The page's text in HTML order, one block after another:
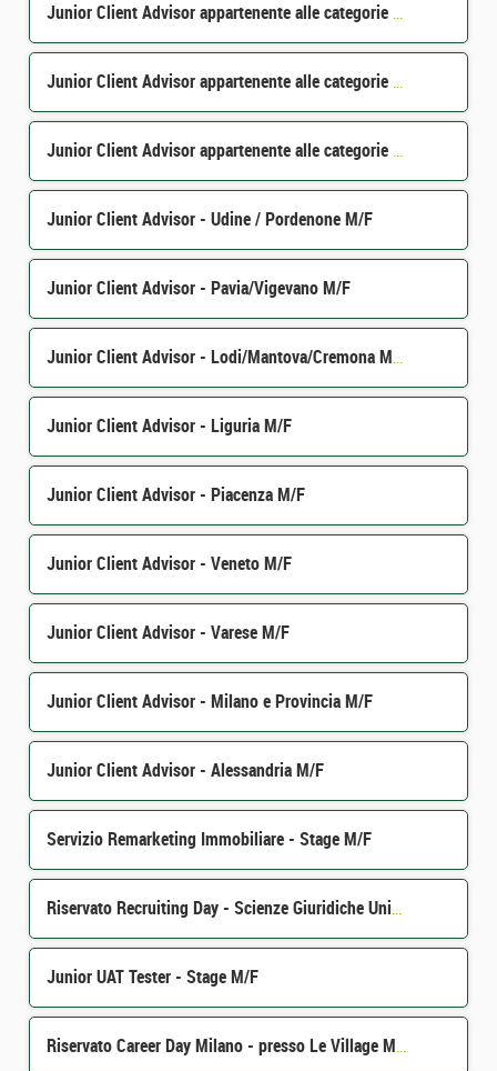
Junior Client Advisor appartenente alle categorie protette - Pavia M/F
Junior Client Advisor appartenente alle categorie protette M/F - Parma M/F
Junior Client Advisor appartenente alle categorie protette - Alessandria M/F
Junior Client Advisor - Udine / Pordenone M/F
Junior Client Advisor - Pavia/Vigevano M/F
Junior Client Advisor - Lodi/Mantova/Cremona M/F
Junior Client Advisor - Liguria M/F
Junior Client Advisor - Piacenza M/F
Junior Client Advisor - Veneto M/F
Junior Client Advisor - Varese M/F
Junior Client Advisor - Milano e Provincia M/F
Junior Client Advisor - Alessandria M/F
Servizio Remarketing Immobiliare - Stage M/F
Riservato Recruiting Day - Scienze Giuridiche Università di Bologna - 20/05/2026 M/F
Junior UAT Tester - Stage M/F
Riservato Career Day Milano - presso Le Village Milano - 14/05/2026 M/F